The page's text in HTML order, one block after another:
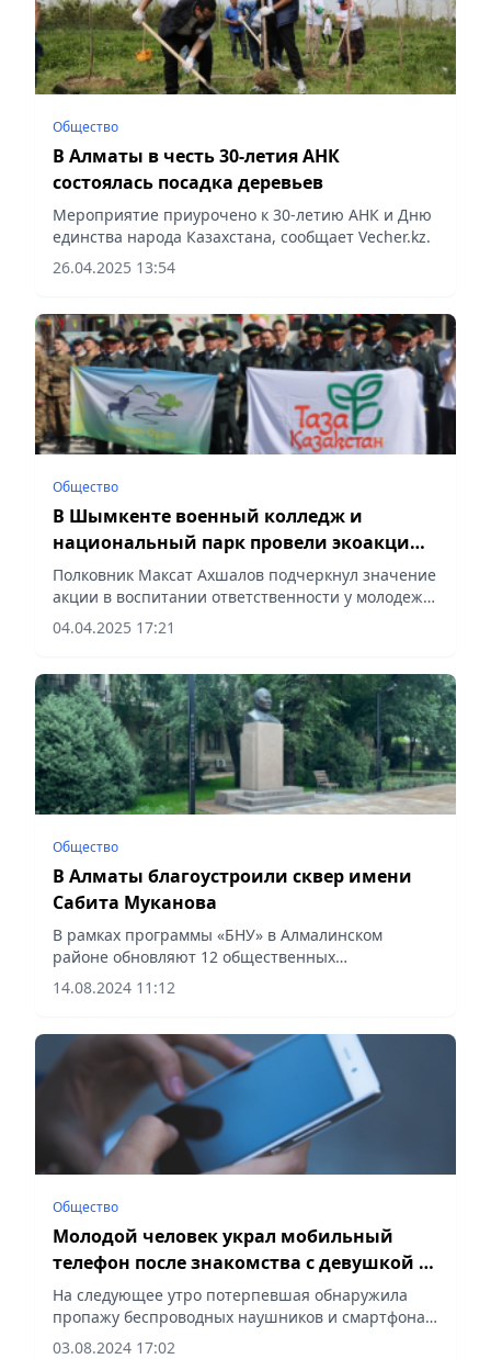
Общество
В Алматы в честь 30-летия АНК
состоялась посадка деревьев
Мероприятие приурочено к 30-летию АНК и Дню
единства народа Казахстана, сообщает Vecher.kz.
26.04.2025 13:54
Общество
В Шымкенте военный колледж и
национальный парк провели экоакцию
в честь 80-летия Великой Победы
Полковник Максат Ахшалов подчеркнул значение
акции в воспитании ответственности у молодежи
за сохранение природы, сообщает Vecher.kz.
04.04.2025 17:21
Общество
В Алматы благоустроили сквер имени
Сабита Муканова
В рамках программы «БНУ» в Алмалинском
районе обновляют 12 общественных
пространств, сообщает Vecher.kz.
14.08.2024 11:12
Общество
Молодой человек украл мобильный
телефон после знакомства с девушкой в
Астане
На следующее утро потерпевшая обнаружила
пропажу беспроводных наушников и смартфона
марки IPhone 14 PRO Max, сообщает Veсher.kz.
03.08.2024 17:02